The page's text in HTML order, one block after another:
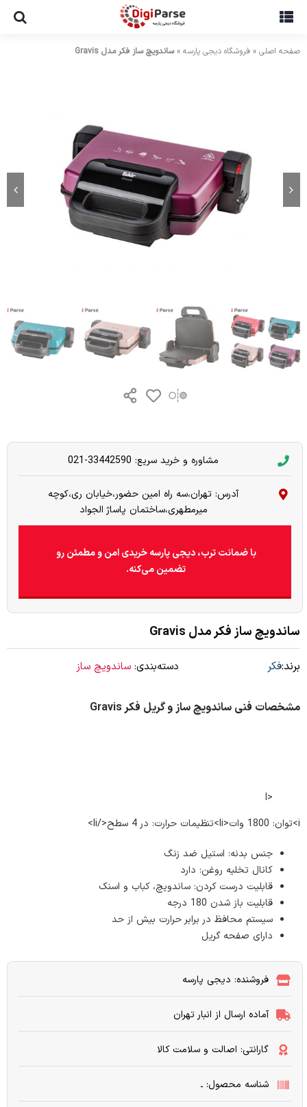
صفحه اصلی » فروشگاه دیجی پارسه »ساندویچ ساز فکر مدل Gravis
مشاوره و خرید سریع: 33442590-021
آدرس: تهران،سه راه امین حضور،خیابان ری،کوچه
میرمطهری،ساختمان پاساژ الجواد
با ضمانت ترب، دیجی پارسه خریدی امن و مطمئن رو
تضمین می‌کنه.
ساندویچ ساز فکر مدل Gravis
برند:فکر دسته‌بندی: ساندویچ ساز
مشخصات فنی ساندویچ ساز و گریل فکر Gravis
<l
i>توان: 1800 وات<li>تنظیمات حرارت: در 4 سطح</li>
جنس بدنه: استیل ضد زنگ
کانال تخلیه روغن: دارد
قابلیت درست کردن: ساندویچ، کباب و اسنک
قابلیت باز شدن 180 درجه
سیستم محافظ در برابر حرارت بیش از حد
دارای صفحه گریل
فروشنده: دیجی پارسه
آماده ارسال از انبار تهران
گارانتی: اصالت و سلامت کالا
شناسه محصول: ـ